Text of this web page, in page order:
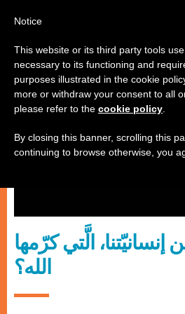
عدالة وسلام
إنسانيّتنا، الَّتي كرّمها
الله؟
Notice
This website or its third party tools
necessary to its functioning and
purposes illustrated in the cookie
more or withdraw your consent to all
please refer to the cookie policy
By closing this banner, scrolling this
continuing to browse otherwise, you